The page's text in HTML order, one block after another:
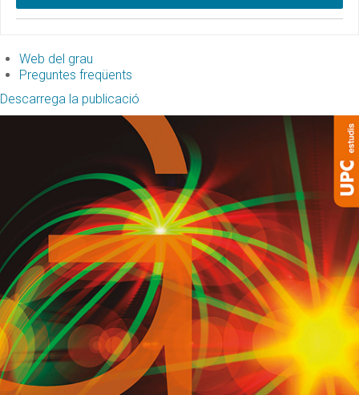
Web del grau
Preguntes freqüents
Descarrega la publicació